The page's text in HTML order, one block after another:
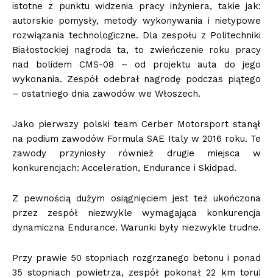
istotne z punktu widzenia pracy inżyniera, takie jak:
autorskie pomysły, metody wykonywania i nietypowe
rozwiązania technologiczne. Dla zespołu z Politechniki
Białostockiej nagroda ta, to zwieńczenie roku pracy
nad bolidem CMS-08 – od projektu auta do jego
wykonania. Zespół odebrał nagrodę podczas piątego
– ostatniego dnia zawodów we Włoszech.
Jako pierwszy polski team Cerber Motorsport stanął
na podium zawodów Formula SAE Italy w 2016 roku. Te
zawody przyniosły również drugie miejsca w
konkurencjach: Acceleration, Endurance i Skidpad.
Z pewnością dużym osiągnięciem jest też ukończona
przez zespół niezwykle wymagająca konkurencja
dynamiczna Endurance. Warunki były niezwykle trudne.
Przy prawie 50 stopniach rozgrzanego betonu i ponad
35 stopniach powietrza, zespół pokonał 22 km toru!